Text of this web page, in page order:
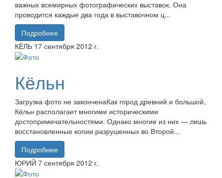
важных всемирных фотографических выставок. Она
проводится каждые два года в выставочном ц...
Подробнее
КЁЛЬ 17 сентября 2012 г.
Кёльн
Загрузка фото не законченаКак город древний и большой,
Кёльн располагает многими историческими
достопримечательностями. Однако многие из них — лишь
восстановленные копии разрушенных во Второй...
Подробнее
ЮРИЙ 7 сентября 2012 г.